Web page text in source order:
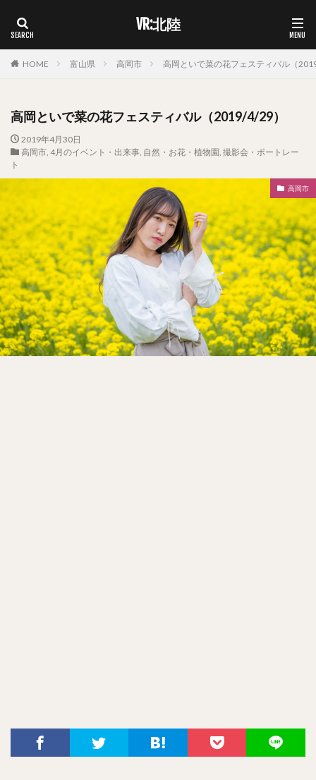
VR:北陸
HOME 富山県 高岡市 高岡といで菜の花フェスティバル（
高岡といで菜の花フェスティバル（2019/4/29）
2019年4月30日
高岡市, 4月のイベント・出来事, 自然・お花・植物園, 撮影会・ポートレー
ト
高岡市